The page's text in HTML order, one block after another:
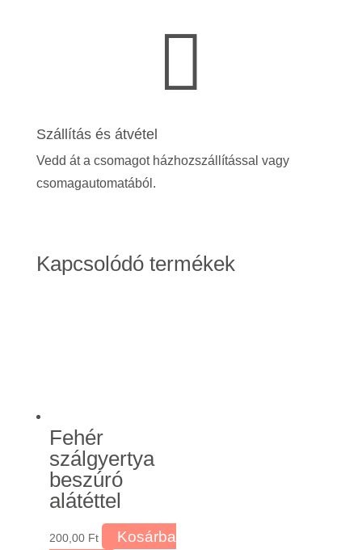

Szállítás és átvétel
Vedd át a csomagot házhozszállítással vagy
csomagautomatából.
Kapcsolódó termékek
Fehér
szálgyertya
beszúró
alátéttel
200,00 Ft
Kosárba